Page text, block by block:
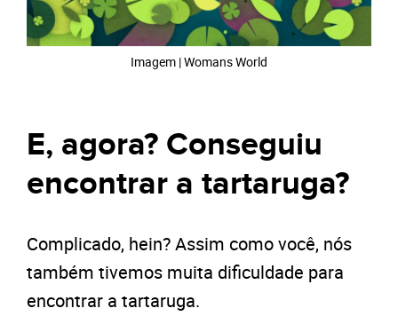
Imagem | Womans World
E, agora? Conseguiu
encontrar a tartaruga?
Complicado, hein? Assim como você, nós
também tivemos muita dificuldade para
encontrar a tartaruga.